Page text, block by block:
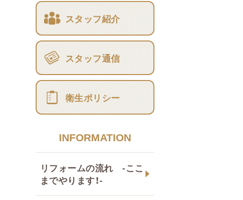
スタッフ紹介
スタッフ通信
衛生ポリシー
INFORMATION
リフォームの流れ -ここ
までやります！-